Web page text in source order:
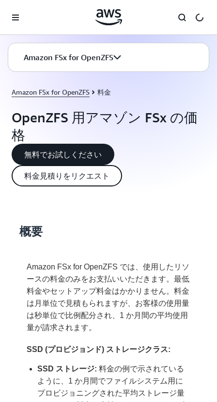
Amazon FSx for OpenZFS
Amazon FSx for OpenZFS 料金
OpenZFS 用アマゾン FSx の価
格
無料でお試しください
料金見積りをリクエスト
概要
Amazon FSx for OpenZFS では、使用したリソ
ースの料金のみをお支払いいただきます。最低
料金やセットアップ料金はかかりません。料金
は月単位で見積もられますが、お客様の使用量
は秒単位で比例配分され、1 か月間の平均使用
量が請求されます。
SSD (プロビジョンド) ストレージクラス:
SSD ストレージ: 料金の例で示されている
ように、1 か月間でファイルシステム用に
プロビジョニングされた平均ストレージ量